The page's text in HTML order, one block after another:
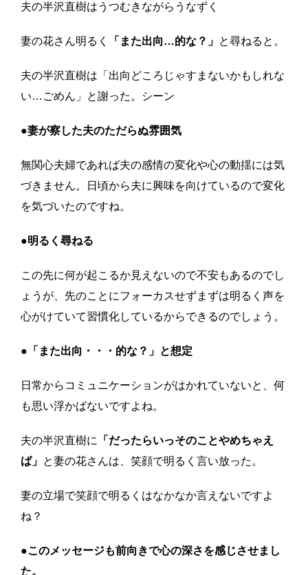
夫の半沢直樹はうつむきながらうなずく
妻の花さん明るく 「また出向…的な？」 と尋ねると。
夫の半沢直樹は「出向どころじゃすまないかもしれな
い…ごめん」と謝った。
シーン
●妻が察した夫のただらぬ雰囲気
無関心夫婦であれば夫の感情の変化や心の動揺には気
づきません。日頃から夫に興味を向けているので変化
を気づいたのですね。
●明るく尋ねる
この先に何が起こるか見えないので不安もあるのでし
ょうが、先のことにフォーカスせずまずは明るく声を
心がけていて習慣化しているからできるのでしょう。
●「また出向・・・的な？」と想定
日常からコミュニケーションがはかれていないと、何
も思い浮かばないですよね。
夫の半沢直樹に
「だったらいっそのことやめちゃえ
ば」 と妻の花さんは、笑顔で明るく言い放った。
妻の立場で笑顔で明るくはなかなか言えないですよ
ね？
●このメッセージも前向きで心の深さを感じさせまし
た。